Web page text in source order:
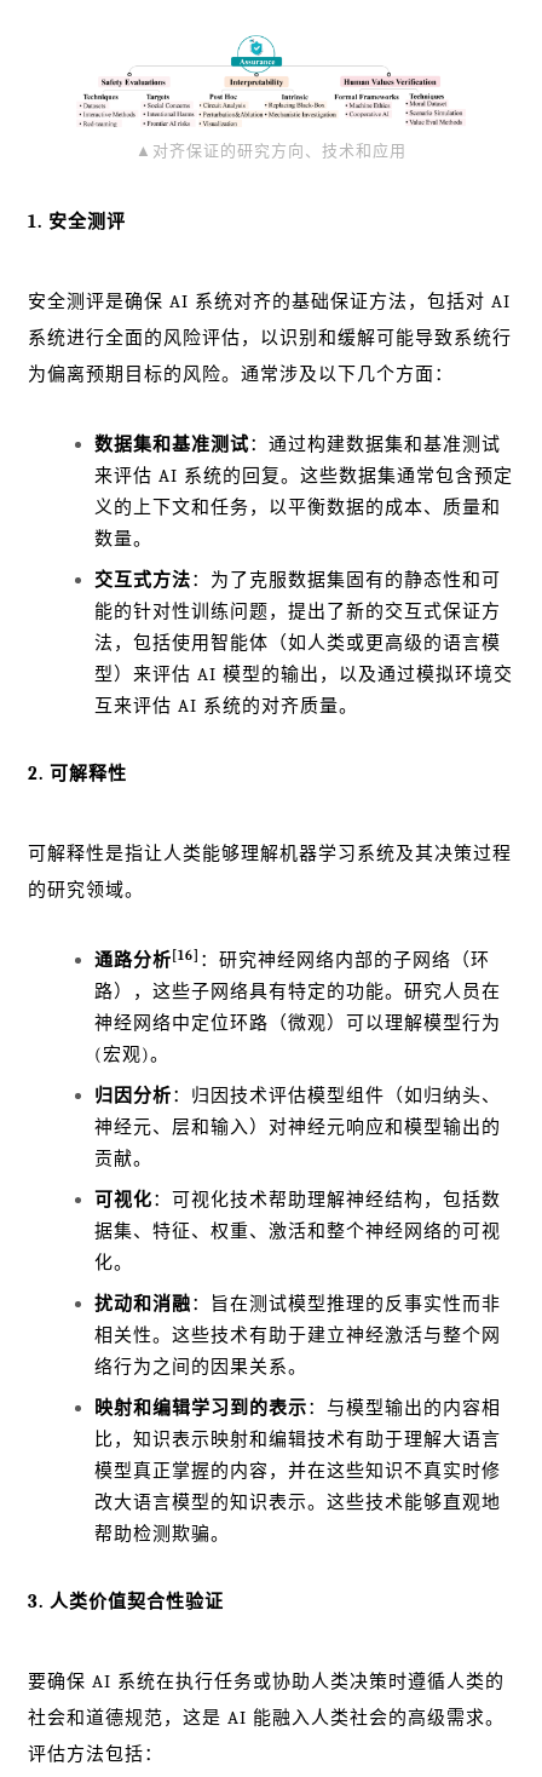
▲对齐保证的研究方向、技术和应用
1. 安全测评
安全测评是确保 AI 系统对齐的基础保证方法，包括对 AI
系统进行全面的风险评估，以识别和缓解可能导致系统行
为偏离预期目标的风险。通常涉及以下几个方面：
数据集和基准测试：通过构建数据集和基准测试
来评估 AI 系统的回复。这些数据集通常包含预定
义的上下文和任务，以平衡数据的成本、质量和
数量。
交互式方法：为了克服数据集固有的静态性和可
能的针对性训练问题，提出了新的交互式保证方
法，包括使用智能体（如人类或更高级的语言模
型）来评估 AI 模型的输出，以及通过模拟环境交
互来评估 AI 系统的对齐质量。
2. 可解释性
可解释性是指让人类能够理解机器学习系统及其决策过程
的研究领域。
通路分析 [16] ：研究神经网络内部的子网络（环
路），这些子网络具有特定的功能。研究人员在
神经网络中定位环路（微观）可以理解模型行为
(宏观)。
归因分析：归因技术评估模型组件（如归纳头、
神经元、层和输入）对神经元响应和模型输出的
贡献。
可视化：可视化技术帮助理解神经结构，包括数
据集、特征、权重、激活和整个神经网络的可视
化。
扰动和消融：旨在测试模型推理的反事实性而非
相关性。这些技术有助于建立神经激活与整个网
络行为之间的因果关系。
映射和编辑学习到的表示：与模型输出的内容相
比，知识表示映射和编辑技术有助于理解大语言
模型真正掌握的内容，并在这些知识不真实时修
改大语言模型的知识表示。这些技术能够直观地
帮助检测欺骗。
3. 人类价值契合性验证
要确保 AI 系统在执行任务或协助人类决策时遵循人类的
社会和道德规范，这是 AI 能融入人类社会的高级需求。
评估方法包括：